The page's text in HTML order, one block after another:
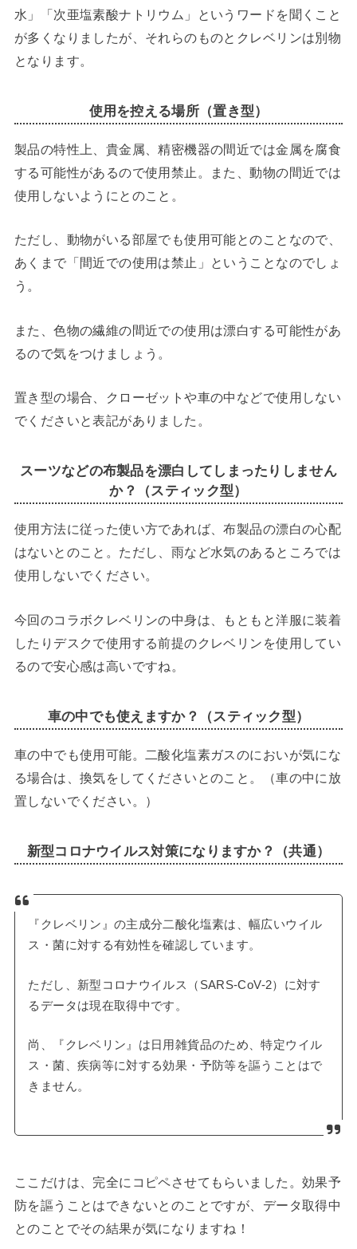
水」「次亜塩素酸ナトリウム」というワードを聞くこと
が多くなりましたが、それらのものとクレベリンは別物
となります。
使用を控える場所（置き型）
製品の特性上、貴金属、精密機器の間近では金属を腐食
する可能性があるので使用禁止。また、動物の間近では
使用しないようにとのこと。
ただし、動物がいる部屋でも使用可能とのことなので、
あくまで「間近での使用は禁止」ということなのでしょ
う。
また、色物の繊維の間近での使用は漂白する可能性があ
るので気をつけましょう。
置き型の場合、クローゼットや車の中などで使用しない
でくださいと表記がありました。
スーツなどの布製品を漂白してしまったりしません
か？（スティック型）
使用方法に従った使い方であれば、布製品の漂白の心配
はないとのこと。ただし、雨など水気のあるところでは
使用しないでください。
今回のコラボクレベリンの中身は、もともと洋服に装着
したりデスクで使用する前提のクレベリンを使用してい
るので安心感は高いですね。
車の中でも使えますか？（スティック型）
車の中でも使用可能。二酸化塩素ガスのにおいが気にな
る場合は、換気をしてくださいとのこと。（車の中に放
置しないでください。）
新型コロナウイルス対策になりますか？（共通）
『クレベリン』の主成分二酸化塩素は、幅広いウイル
ス・菌に対する有効性を確認しています。
ただし、新型コロナウイルス（SARS-CoV-2）に対す
るデータは現在取得中です。
尚、『クレベリン』は日用雑貨品のため、特定ウイル
ス・菌、疾病等に対する効果・予防等を謳うことはで
きません。
ここだけは、完全にコピペさせてもらいました。効果予
防を謳うことはできないとのことですが、データ取得中
とのことでその結果が気になりますね！